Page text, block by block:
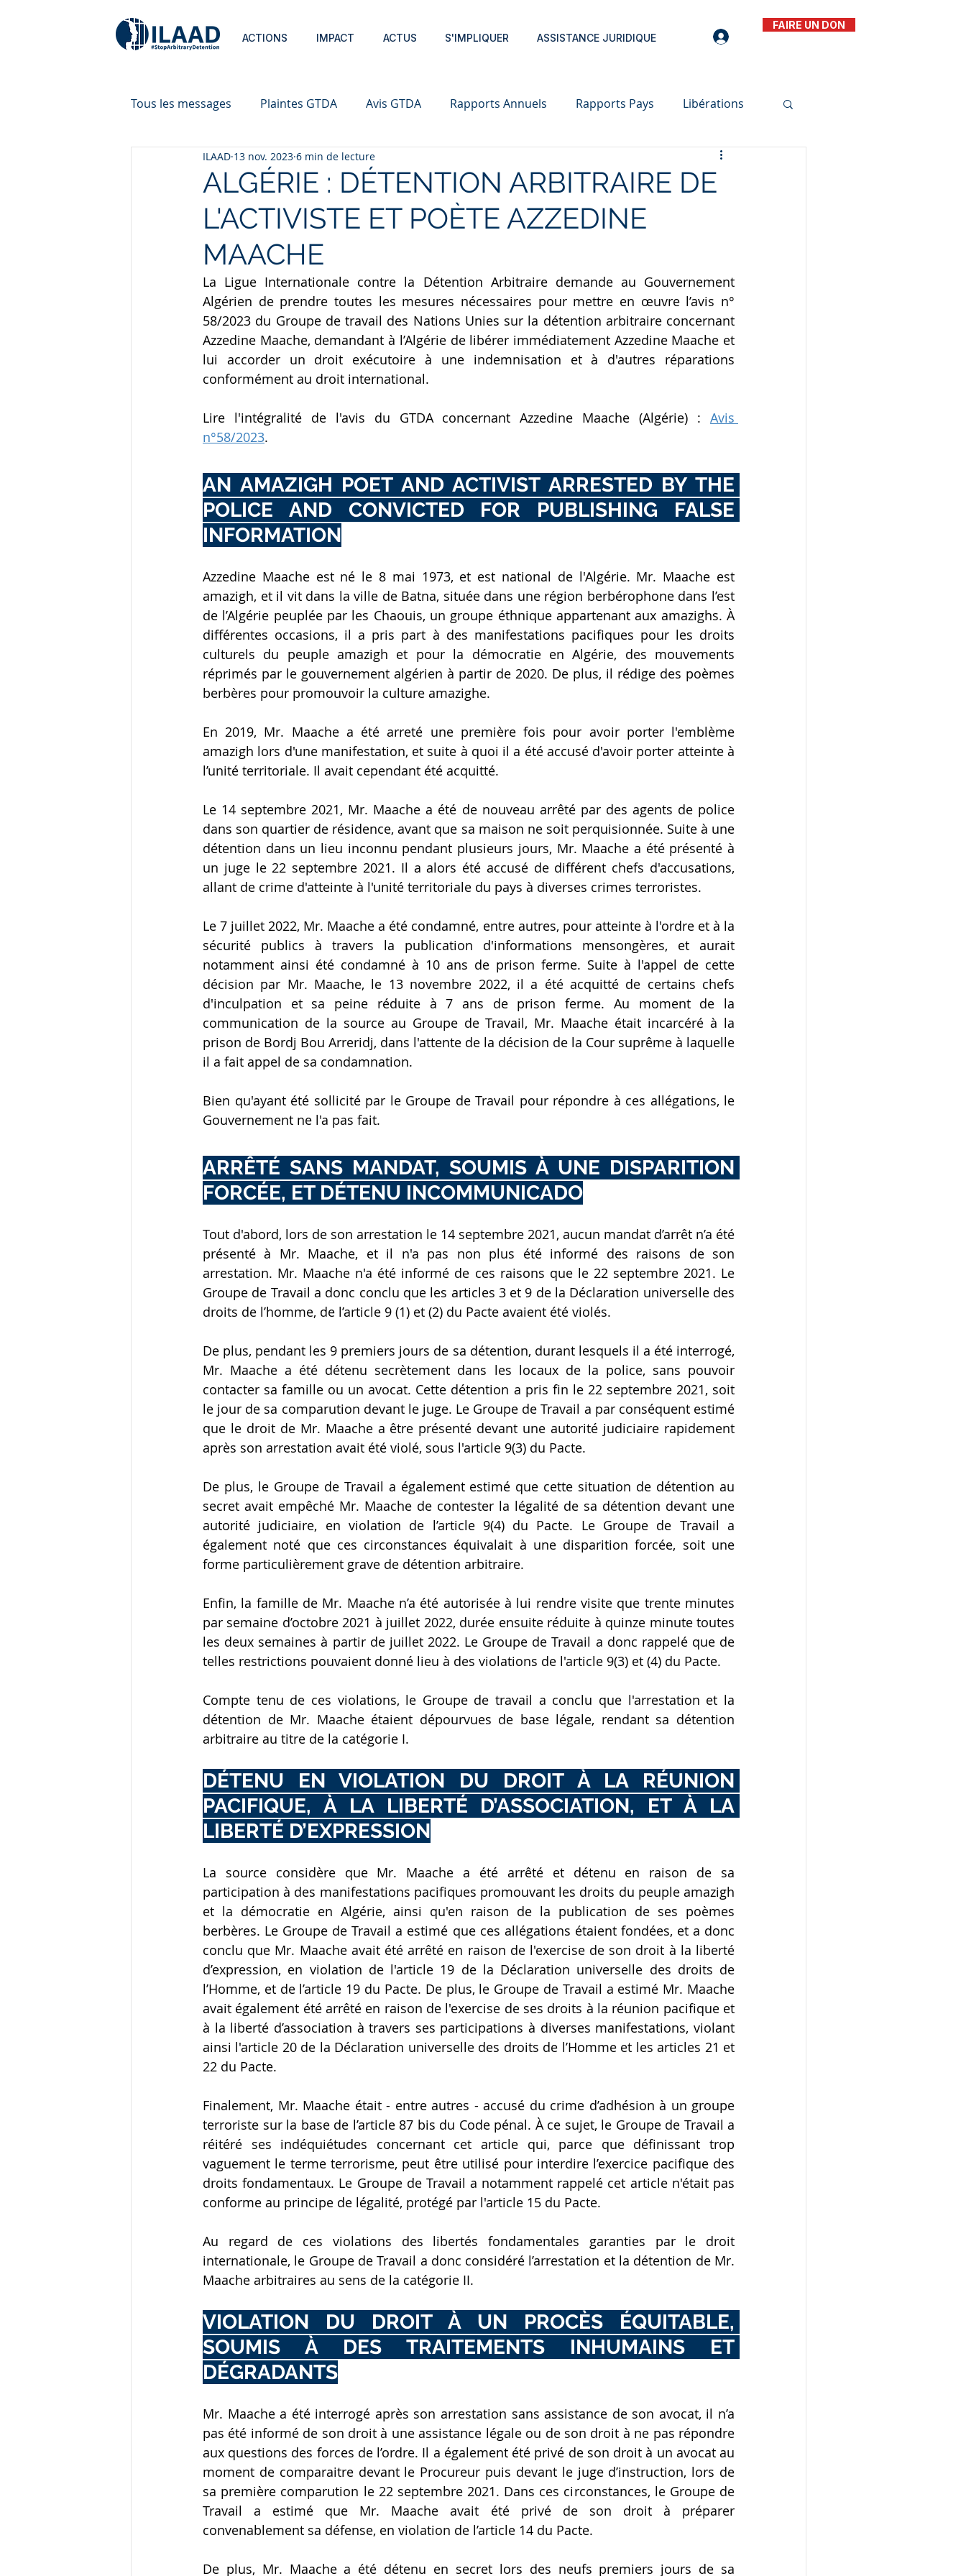
ACTIONS IMPACT ACTUS S'IMPLIQUER ASSISTANCE JURIDIQUE
FAIRE UN DON
Tous les messages Plaintes GTDA Avis GTDA Rapports Annuels Rapports Pays Libérations
ALGÉRIE : DÉTENTION ARBITRAIRE DE
L'ACTIVISTE ET POÈTE AZZEDINE
MAACHE
ILAAD 13 nov. 2023 6 min de lecture
La Ligue Internationale contre la Détention Arbitraire demande au Gouvernement
Algérien de prendre toutes les mesures nécessaires pour mettre en œuvre l’avis n°
58/2023 du Groupe de travail des Nations Unies sur la détention arbitraire concernant
Azzedine Maache, demandant à l’Algérie de libérer immédiatement Azzedine Maache et
lui accorder un droit exécutoire à une indemnisation et à d'autres réparations
conformément au droit international.
Lire l'intégralité de l'avis du GTDA concernant Azzedine Maache (Algérie) : Avis
n°58/2023.
AN AMAZIGH POET AND ACTIVIST ARRESTED BY THE
POLICE AND CONVICTED FOR PUBLISHING FALSE
INFORMATION
Azzedine Maache est né le 8 mai 1973, et est national de l'Algérie. Mr. Maache est
amazigh, et il vit dans la ville de Batna, située dans une région berbérophone dans l’est
de l’Algérie peuplée par les Chaouis, un groupe éthnique appartenant aux amazighs. À
différentes occasions, il a pris part à des manifestations pacifiques pour les droits
culturels du peuple amazigh et pour la démocratie en Algérie, des mouvements
réprimés par le gouvernement algérien à partir de 2020. De plus, il rédige des poèmes
berbères pour promouvoir la culture amazighe.
En 2019, Mr. Maache a été arreté une première fois pour avoir porter l'emblème
amazigh lors d'une manifestation, et suite à quoi il a été accusé d'avoir porter atteinte à
l’unité territoriale. Il avait cependant été acquitté.
Le 14 septembre 2021, Mr. Maache a été de nouveau arrêté par des agents de police
dans son quartier de résidence, avant que sa maison ne soit perquisionnée. Suite à une
détention dans un lieu inconnu pendant plusieurs jours, Mr. Maache a été présenté à
un juge le 22 septembre 2021. Il a alors été accusé de différent chefs d'accusations,
allant de crime d'atteinte à l'unité territoriale du pays à diverses crimes terroristes.
Le 7 juillet 2022, Mr. Maache a été condamné, entre autres, pour atteinte à l'ordre et à la
sécurité publics à travers la publication d'informations mensongères, et aurait
notamment ainsi été condamné à 10 ans de prison ferme. Suite à l'appel de cette
décision par Mr. Maache, le 13 novembre 2022, il a été acquitté de certains chefs
d'inculpation et sa peine réduite à 7 ans de prison ferme. Au moment de la
communication de la source au Groupe de Travail, Mr. Maache était incarcéré à la
prison de Bordj Bou Arreridj, dans l'attente de la décision de la Cour suprême à laquelle
il a fait appel de sa condamnation.
Bien qu'ayant été sollicité par le Groupe de Travail pour répondre à ces allégations, le
Gouvernement ne l'a pas fait.
ARRÊTÉ SANS MANDAT, SOUMIS À UNE DISPARITION
FORCÉE, ET DÉTENU INCOMMUNICADO
Tout d'abord, lors de son arrestation le 14 septembre 2021, aucun mandat d’arrêt n’a été
présenté à Mr. Maache, et il n'a pas non plus été informé des raisons de son
arrestation. Mr. Maache n'a été informé de ces raisons que le 22 septembre 2021. Le
Groupe de Travail a donc conclu que les articles 3 et 9 de la Déclaration universelle des
droits de l’homme, de l’article 9 (1) et (2) du Pacte avaient été violés.
De plus, pendant les 9 premiers jours de sa détention, durant lesquels il a été interrogé,
Mr. Maache a été détenu secrètement dans les locaux de la police, sans pouvoir
contacter sa famille ou un avocat. Cette détention a pris fin le 22 septembre 2021, soit
le jour de sa comparution devant le juge. Le Groupe de Travail a par conséquent estimé
que le droit de Mr. Maache a être présenté devant une autorité judiciaire rapidement
après son arrestation avait été violé, sous l'article 9(3) du Pacte.
De plus, le Groupe de Travail a également estimé que cette situation de détention au
secret avait empêché Mr. Maache de contester la légalité de sa détention devant une
autorité judiciaire, en violation de l’article 9(4) du Pacte. Le Groupe de Travail a
également noté que ces circonstances équivalait à une disparition forcée, soit une
forme particulièrement grave de détention arbitraire.
Enfin, la famille de Mr. Maache n’a été autorisée à lui rendre visite que trente minutes
par semaine d’octobre 2021 à juillet 2022, durée ensuite réduite à quinze minute toutes
les deux semaines à partir de juillet 2022. Le Groupe de Travail a donc rappelé que de
telles restrictions pouvaient donné lieu à des violations de l'article 9(3) et (4) du Pacte.
Compte tenu de ces violations, le Groupe de travail a conclu que l'arrestation et la
détention de Mr. Maache étaient dépourvues de base légale, rendant sa détention
arbitraire au titre de la catégorie I.
DÉTENU EN VIOLATION DU DROIT À LA RÉUNION
PACIFIQUE, À LA LIBERTÉ D’ASSOCIATION, ET À LA
LIBERTÉ D’EXPRESSION
La source considère que Mr. Maache a été arrêté et détenu en raison de sa
participation à des manifestations pacifiques promouvant les droits du peuple amazigh
et la démocratie en Algérie, ainsi qu'en raison de la publication de ses poèmes
berbères. Le Groupe de Travail a estimé que ces allégations étaient fondées, et a donc
conclu que Mr. Maache avait été arrêté en raison de l'exercise de son droit à la liberté
d’expression, en violation de l'article 19 de la Déclaration universelle des droits de
l’Homme, et de l’article 19 du Pacte. De plus, le Groupe de Travail a estimé Mr. Maache
avait également été arrêté en raison de l'exercise de ses droits à la réunion pacifique et
à la liberté d’association à travers ses participations à diverses manifestations, violant
ainsi l'article 20 de la Déclaration universelle des droits de l’Homme et les articles 21 et
22 du Pacte.
Finalement, Mr. Maache était - entre autres - accusé du crime d’adhésion à un groupe
terroriste sur la base de l’article 87 bis du Code pénal. À ce sujet, le Groupe de Travail a
réitéré ses indéquiétudes concernant cet article qui, parce que définissant trop
vaguement le terme terrorisme, peut être utilisé pour interdire l’exercice pacifique des
droits fondamentaux. Le Groupe de Travail a notamment rappelé cet article n'était pas
conforme au principe de légalité, protégé par l'article 15 du Pacte.
Au regard de ces violations des libertés fondamentales garanties par le droit
internationale, le Groupe de Travail a donc considéré l’arrestation et la détention de Mr.
Maache arbitraires au sens de la catégorie II.
VIOLATION DU DROIT À UN PROCÈS ÉQUITABLE,
SOUMIS À DES TRAITEMENTS INHUMAINS ET
DÉGRADANTS
Mr. Maache a été interrogé après son arrestation sans assistance de son avocat, il n’a
pas été informé de son droit à une assistance légale ou de son droit à ne pas répondre
aux questions des forces de l’ordre. Il a également été privé de son droit à un avocat au
moment de comparaitre devant le Procureur puis devant le juge d’instruction, lors de
sa première comparution le 22 septembre 2021. Dans ces circonstances, le Groupe de
Travail a estimé que Mr. Maache avait été privé de son droit à préparer
convenablement sa défense, en violation de l’article 14 du Pacte.
De plus, Mr. Maache a été détenu en secret lors des neufs premiers jours de sa